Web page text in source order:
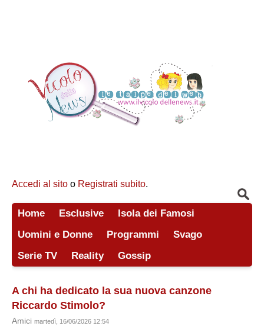
Accedi al sito o Registrati subito.
Home Esclusive
Isola dei Famosi
Uomini e Donne
Programmi
Svago
Serie TV
Reality Gossip
A chi ha dedicato la sua nuova canzone
Riccardo Stimolo?
Amici martedì, 16/06/2026 12:54